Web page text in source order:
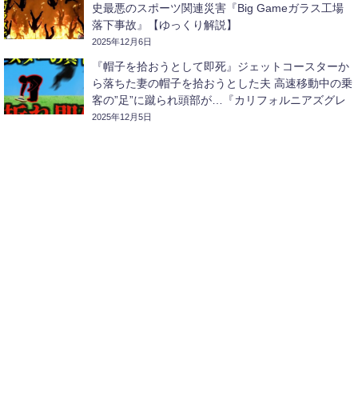
史最悪のスポーツ関連災害『Big Gameガラス工場
落下事故』【ゆっくり解説】
2025年12月6日
『帽子を拾おうとして即死』ジェットコースターか
ら落ちた妻の帽子を拾おうとした夫 高速移動中の乗
客の”足”に蹴られ頭部が…『カリフォルニアズグレ
ートアメリカコースター激突事故』【ゆっくり解
2025年12月5日